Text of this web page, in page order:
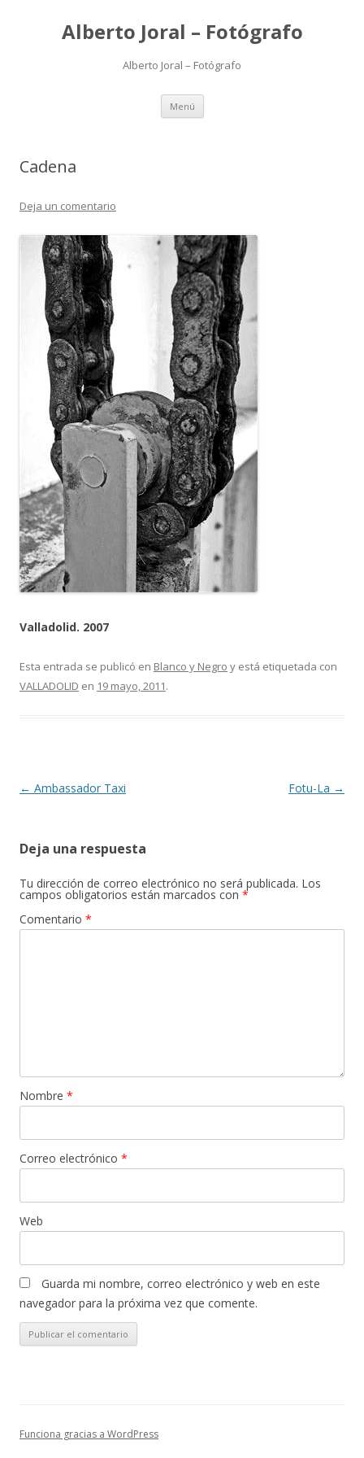
Alberto Joral – Fotógrafo
Alberto Joral – Fotógrafo
Menú Saltar
contenido
Cadena
Deja un comentario
Valladolid. 2007
Esta entrada se publicó en Blanco y Negro y está etiquetada con
VALLADOLID en 19 mayo, 2011.
Navegación
← Ambassador Taxi Fotu-La →
Deja una respuesta
Tu dirección de correo electrónico no será publicada. Los
campos obligatorios están marcados con *
Comentario *
Nombre *
Correo electrónico *
Web
Guarda mi nombre, correo electrónico y web en este
navegador para la próxima vez que comente.
Funciona gracias a WordPress